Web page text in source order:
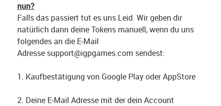
nun?
Falls das passiert tut es uns Leid. Wir geben dir
natürlich dann deine Tokens manuell, wenn du uns
folgendes an die E-Mail
Adresse support@igpgames.com sendest:
1. Kaufbestätigung von Google Play oder AppStore
2. Deine E-Mail Adresse mit der dein Account